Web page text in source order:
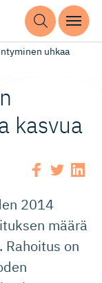
uhkaa
kasvua
2014
määrä
Rahoitus on